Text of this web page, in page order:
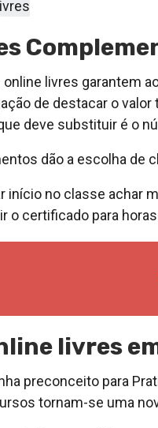
livres garantem
de destacar o
deve substituir é o
dão a escolha de
início no classe achar
o certificado para
livres
preconceito para
tornam-se uma